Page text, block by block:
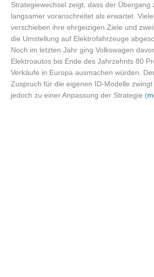
Strategiewechsel zeigt, dass der Übergang
langsamer voranschreitet als erwartet.
verschieben ihre ehrgeizigen Ziele und
die Umstellung auf Elektrofahrzeuge
Noch im letzten Jahr ging Volkswagen
Elektroautos bis Ende des Jahrzehnts 80
Verkäufe in Europa ausmachen würden.
Zuspruch für die eigenen ID-Modelle
jedoch zu einer Anpassung der Strategie (